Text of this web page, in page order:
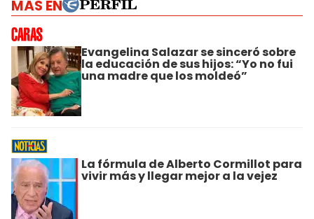
MÁS EN
Evangelina Salazar se sinceró sobre
la educación de sus hijos: “Yo no fui
una madre que los moldeó”
La fórmula de Alberto Cormillot para
vivir más y llegar mejor a la vejez